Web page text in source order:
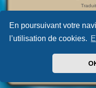
En poursuivant votre
l’utilisation de cookies.